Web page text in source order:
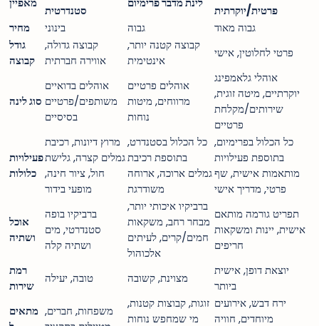
סטנדרטית
פרטית/יוקרתית
מחיר
בינוני גבוה
גבוה מאוד
גודל
קבוצה
קבוצה גדולה,
אווירה חברתית
קבוצה קטנה יותר,
אינטימית
פרטי לחלוטין, אישי
סוג לינה
אוהלים בדואיים
משותפים/פרטיים
בסיסיים
אוהלים פרטיים
מרווחים, מיטות
נוחות
אוהלי גלאמפינג
יוקרתיים, מיטה זוגית,
שירותים/מקלחת
פרטיים
פעילויות
כלולות
מרוץ דיונות, רכיבת
גמלים קצרה, גלישת
חול, ציור חינה,
מופעי בידור
כל הכלול בסטנדרט,
בתוספת רכיבת
גמלים ארוכה, ארוחה
משודרגת
כל הכלול בפרימיום,
בתוספת פעילויות
מותאמות אישית, שף
פרטי, מדריך אישי
אוכל
ושתיה
ברביקיו בופה
סטנדרטי, מים
ושתיה קלה
ברביקיו איכותי יותר,
מבחר רחב, משקאות
חמים/קרים, לעיתים
אלכוהול
תפריט גורמה מותאם
אישית, יינות ומשקאות
חריפים
רמת
שירות
טובה, יעילה מצוינת, קשובה
יוצאת דופן, אישית
ביותר
מתאים משפחות, חברים,
זוגות, קבוצות קטנות,
מי שמחפש נוחות
ירח דבש, אירועים
מיוחדים, חוויה